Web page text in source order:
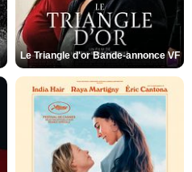
Le Triangle d'or Bande-annonce VF